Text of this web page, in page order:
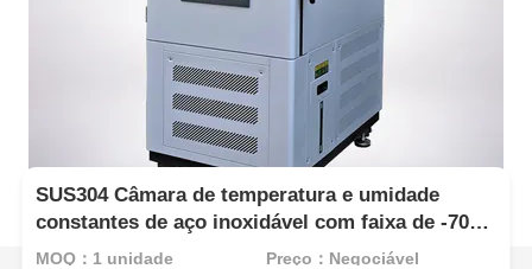
SUS304 Câmara de temperatura e umidade
constantes de aço inoxidável com faixa de -70°C
a 150°C e controlo de umidade de 20% a 98%
MOQ：1 unidade Preço：Negociável